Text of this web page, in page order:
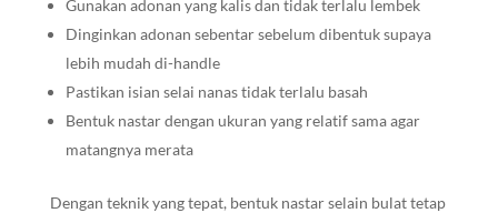
Gunakan adonan yang kalis dan tidak terlalu lembek
Dinginkan adonan sebentar sebelum dibentuk supaya
lebih mudah di-handle
Pastikan isian selai nanas tidak terlalu basah
Bentuk nastar dengan ukuran yang relatif sama agar
matangnya merata
Dengan teknik yang tepat, bentuk nastar selain bulat tetap